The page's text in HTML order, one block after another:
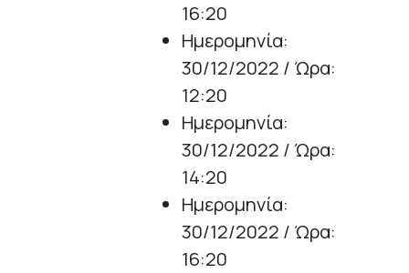
16:20
Ημερομηνία:
30/12/2022 / Ώρα:
12:20
Ημερομηνία:
30/12/2022 / Ώρα:
14:20
Ημερομηνία:
30/12/2022 / Ώρα:
16:20